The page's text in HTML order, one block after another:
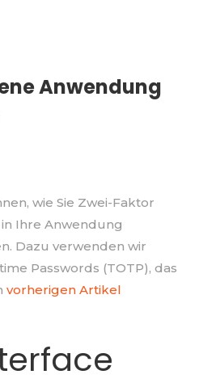
Anwendung
wie Sie Zwei-Faktor
Ihre Anwendung
Dazu verwenden wir
Passwords (TOTP), das
vorherigen Artikel